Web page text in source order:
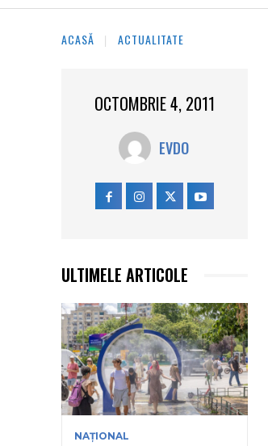
ACASĂ ACTUALITATE
OCTOMBRIE 4, 2011
EVDO
ULTIMELE ARTICOLE
NAȚIONAL